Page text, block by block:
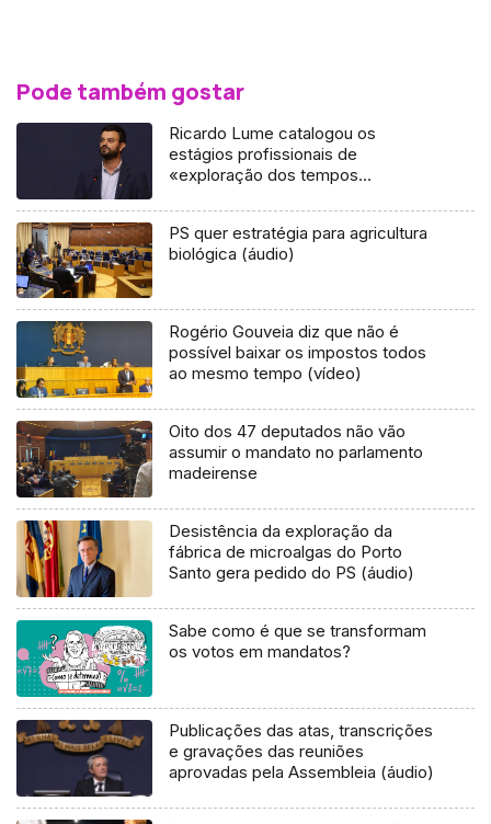
Pode também gostar
Ricardo Lume catalogou os
estágios profissionais de
«exploração dos tempos
PS quer estratégia para agricultura
biológica (áudio)
Rogério Gouveia diz que não é
possível baixar os impostos todos
ao mesmo tempo (vídeo)
Oito dos 47 deputados não vão
assumir o mandato no parlamento
madeirense
Desistência da exploração da
fábrica de microalgas do Porto
Santo gera pedido do PS (áudio)
Sabe como é que se transformam
os votos em mandatos?
Publicações das atas, transcrições
e gravações das reuniões
aprovadas pela Assembleia (áudio)